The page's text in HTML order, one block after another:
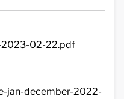
2023-02-22.pdf
jan-december-2022-